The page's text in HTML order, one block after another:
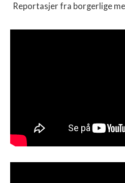
Reportasjer fra borgerlige